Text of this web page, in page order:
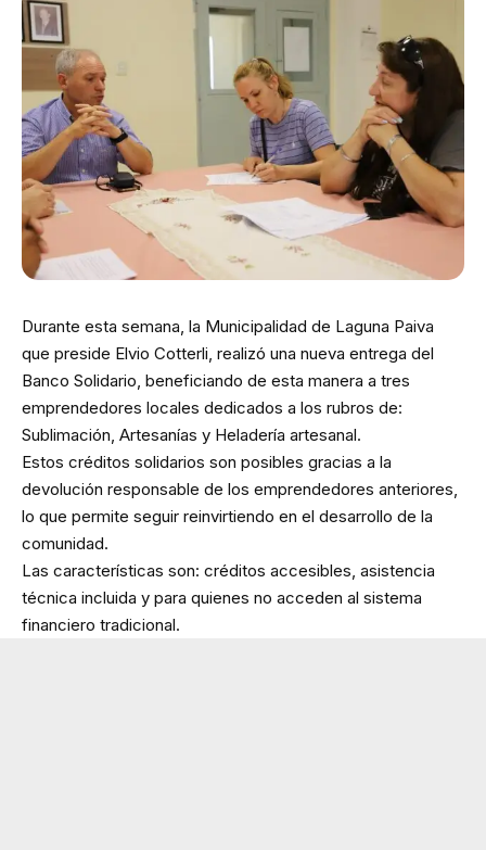
Durante esta semana, la Municipalidad de Laguna Paiva
que preside Elvio Cotterli, realizó una nueva entrega del
Banco Solidario, beneficiando de esta manera a tres
emprendedores locales dedicados a los rubros de:
Sublimación, Artesanías y Heladería artesanal.
Estos créditos solidarios son posibles gracias a la
devolución responsable de los emprendedores anteriores,
lo que permite seguir reinvirtiendo en el desarrollo de la
comunidad.
Las características son: créditos accesibles, asistencia
técnica incluida y para quienes no acceden al sistema
financiero tradicional.